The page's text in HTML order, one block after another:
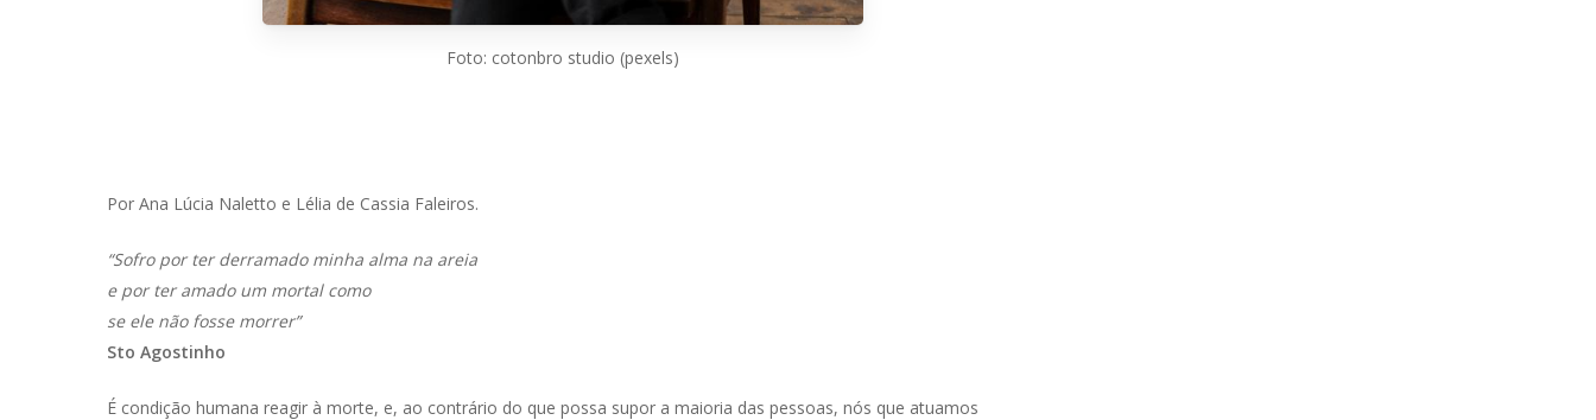
Foto: cotonbro studio (pexels)
Por Ana Lúcia Naletto e Lélia de Cassia Faleiros.
“Sofro por ter derramado minha alma na areia
e por ter amado um mortal como
se ele não fosse morrer”
Sto Agostinho
É condição humana reagir à morte, e, ao contrário do que possa supor a maioria das pessoas, nós que atuamos